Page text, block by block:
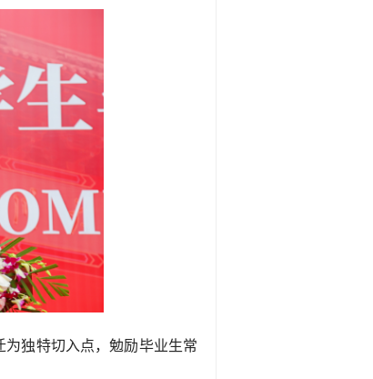
为独特切入点，勉励毕业生常